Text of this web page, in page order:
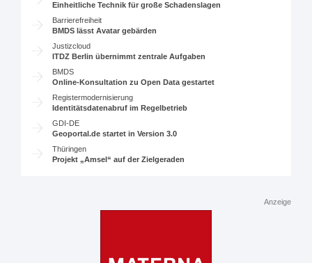
Einheitliche Technik für große Schadenslagen
Barrierefreiheit
BMDS lässt Avatar gebärden
Justizcloud
ITDZ Berlin übernimmt zentrale Aufgaben
BMDS
Online-Konsultation zu Open Data gestartet
Registermodernisierung
Identitätsdatenabruf im Regelbetrieb
GDI-DE
Geoportal.de startet in Version 3.0
Thüringen
Projekt „Amsel“ auf der Zielgeraden
Anzeige